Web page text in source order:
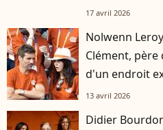
17 avril 2026
Nolwenn
Clément,
d'un endroit
13 avril 2026
Didier